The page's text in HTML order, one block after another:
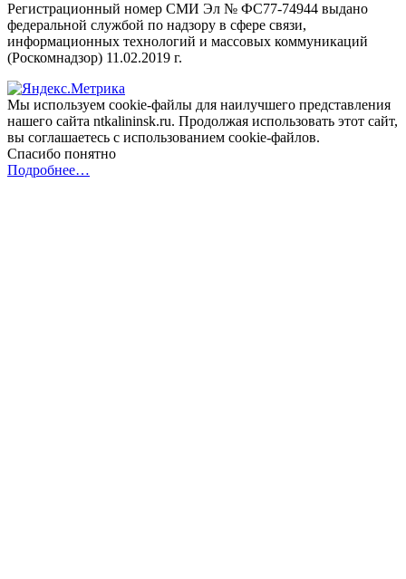
Регистрационный номер СМИ Эл № ФС77-74944 выдано
федеральной службой по надзору в сфере связи,
информационных технологий и массовых коммуникаций
(Роскомнадзор) 11.02.2019 г.
Мы используем cookie-файлы для наилучшего представления
нашего сайта ntkalininsk.ru. Продолжая использовать этот сайт,
вы соглашаетесь с использованием cookie-файлов.
Спасибо понятно
Подробнее…